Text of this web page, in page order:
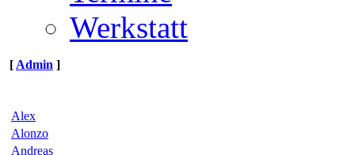
Werkstatt
[ Admin ]
Alex
Alonzo
Andreas